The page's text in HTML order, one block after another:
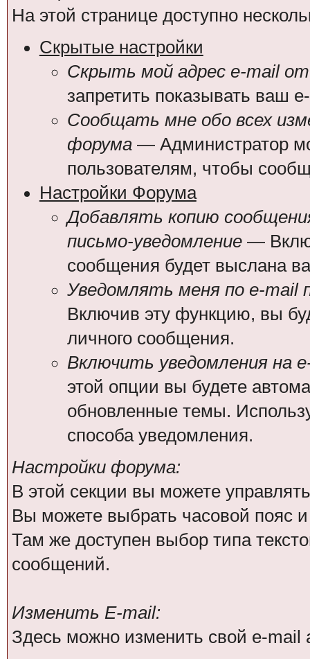
На этой странице доступно
Скрытые настройки
Скрыть мой адрес e-mail от
запретить показывать ваш
Сообщать мне обо всех
форума— Администратор
пользователям, чтобы
Настройки Форума
Добавлять копию
письмо-уведомление—
сообщения будет выслана
Уведомлять меня по e-mail
Включив эту функцию, вы
личного сообщения.
Включить уведомления на
этой опции вы будете
обновленные темы.
способа уведомления.
Настройки форума:
В этой секции вы можете
Вы можете выбрать часовой пояс
Там же доступен выбор типа
сообщений.
Изменить E-mail:
Здесь можно изменить свой e-mail